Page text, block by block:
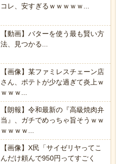
コレ、安すぎるｗｗｗｗｗ...
【動画】バターを使う最も賢い方
法、見つかる...
【画像】某ファミレスチェーン店
さん、ポテトが少な過ぎて炎上ｗ
ｗｗｗ...
【朗報】令和最新の『高級焼肉弁
当』、ガチでめっちゃ旨そうｗｗ
ｗｗｗｗ...
【画像】X民「サイゼリヤってこ
んだけ頼んで950円ってすごく